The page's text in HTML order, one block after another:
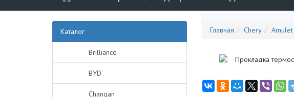
Каталог
Brilliance
BYD
Changan
Главная Chery Amulet